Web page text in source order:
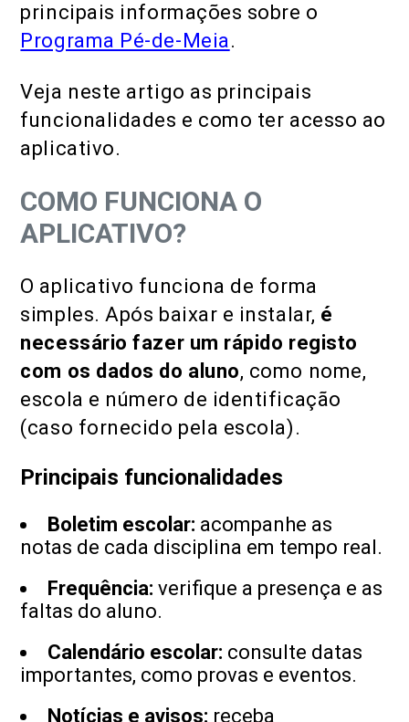
principais informações sobre o
Programa Pé-de-Meia.
Veja neste artigo as principais
funcionalidades e como ter acesso ao
aplicativo.
COMO FUNCIONA O
APLICATIVO?
O aplicativo funciona de forma
simples. Após baixar e instalar, é
necessário fazer um rápido registo
com os dados do aluno, como nome,
escola e número de identificação
(caso fornecido pela escola).
Principais funcionalidades
Boletim escolar: acompanhe as
notas de cada disciplina em tempo real.
Frequência: verifique a presença e as
faltas do aluno.
Calendário escolar: consulte datas
importantes, como provas e eventos.
Notícias e avisos: receba